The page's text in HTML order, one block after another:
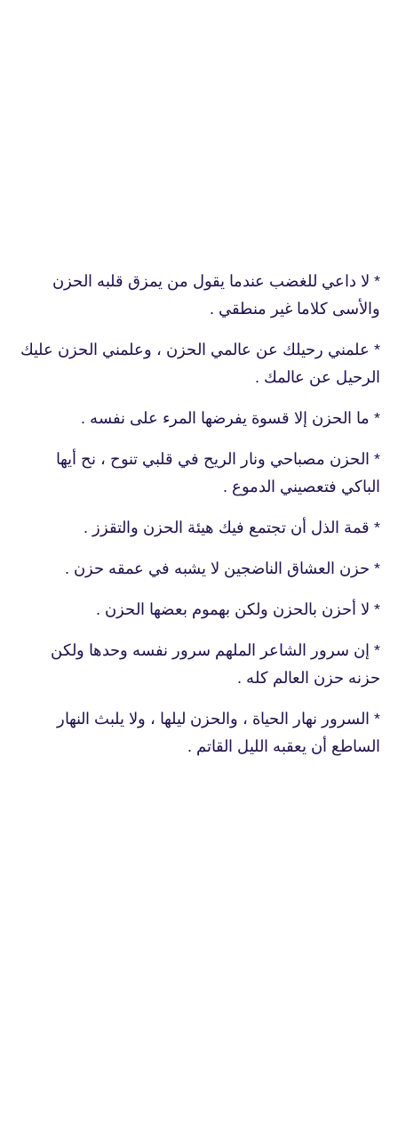
* لا داعي للغضب عندما يقول من يمزق قلبه الحزن
والأسى كلاما غير منطقي .
* علمني رحيلك عن عالمي الحزن ، وعلمني الحزن عليك
الرحيل عن عالمك .
* ما الحزن إلا قسوة يفرضها المرء على نفسه .
* الحزن مصباحي ونار الريح في قلبي تنوح ، نح أيها
الباكي فتعصيني الدموع .
* قمة الذل أن تجتمع فيك هيئة الحزن والتقزز .
* حزن العشاق الناضجين لا يشبه في عمقه حزن .
* لا أحزن بالحزن ولكن بهموم بعضها الحزن .
* إن سرور الشاعر الملهم سرور نفسه وحدها ولكن
حزنه حزن العالم كله .
* السرور نهار الحياة ، والحزن ليلها ، ولا يلبث النهار
الساطع أن يعقبه الليل القاتم .